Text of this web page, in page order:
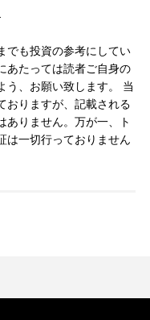
でも投資の参考にしてい
あたっては読者ご自身の
う、お願い致します。 当
おりますが、記載される
ありません。万が一、ト
は一切行っておりません